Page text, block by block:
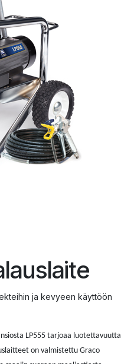
ja kevyeen käyttöön
LP555 tarjoaa luotettavuutta
on valmistettu Graco